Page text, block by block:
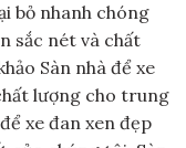
bỏ nhanh chóng
sắc nét và chất
Sàn nhà để xe
lượng cho trung
xe đan xen đẹp